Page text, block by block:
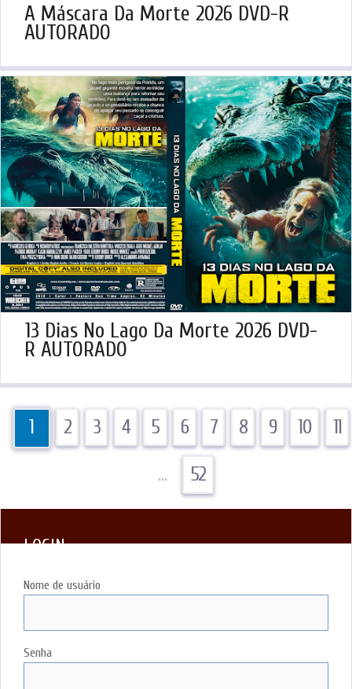
A Máscara Da Morte 2026 DVD-R
AUTORADO
13 Dias No Lago Da Morte 2026 DVD-
R AUTORADO
1 2 3 4 5 6 7 8 9 10 11
… 52
LOGIN
Nome de usuário
Senha